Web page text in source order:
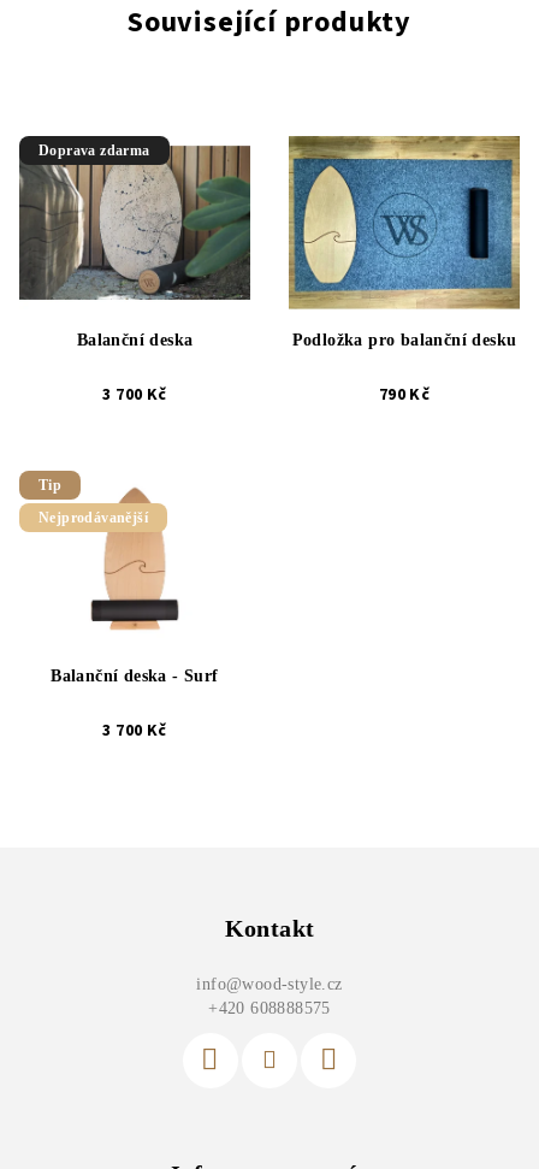
Související produkty
Doprava zdarma
Balanční deska
3 700 Kč
Podložka pro balanční desku
790 Kč
Tip
Nejprodávanější
Balanční deska - Surf
3 700 Kč
Kontakt
info@wood-style.cz
+420 608888575